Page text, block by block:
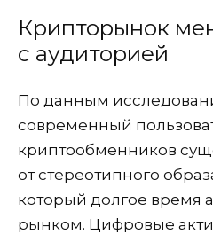
Крипторынок
с аудиторией
По данным
современный
криптообменников
от стереотипного
который долгое время
рынком. Цифровые